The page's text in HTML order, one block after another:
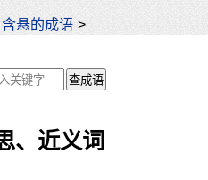
含悬的成语 >
、近义词